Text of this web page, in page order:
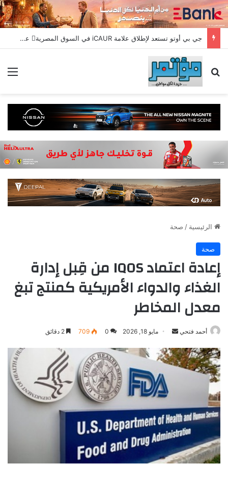
جي بي أوتو تستعد لإطلاق علامة iCAUR في السوق المصرية علامة عالمية جديدة لسيارات الطاقة الجديدة تجمع بين التكنولوجيا الذكية والتصميم الجريء وروح المغامر
بحث عن
الرئيسية / صحة
صحة
إعادة اعتماد IQOS من قِبل إدارة
الغذاء والدواء الأمريكية كمنتج تبغ
معدل المخاطر
أحمد فتحي
أرسل
إلكترونيا
مايو 18, 2026 0
709